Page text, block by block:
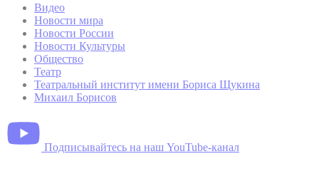
Видео
Новости мира
Новости России
Новости Культуры
Общество
Театр
Театральный институт имени Бориса Щукина
Михаил Борисов
Подписывайтесь на наш YouTube-канал